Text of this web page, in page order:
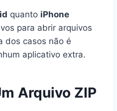
quanto iPhone
para abrir arquivos
dos casos não é
aplicativo extra.
Arquivo ZIP